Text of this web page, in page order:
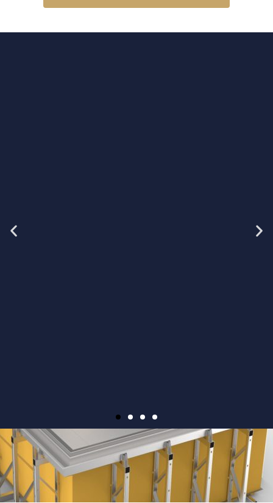
Die Vorteile des Edelstahl
Fertigpools
Schnelle Installation. Da die Paneele
vorgefertigt sind, kann der Pool in